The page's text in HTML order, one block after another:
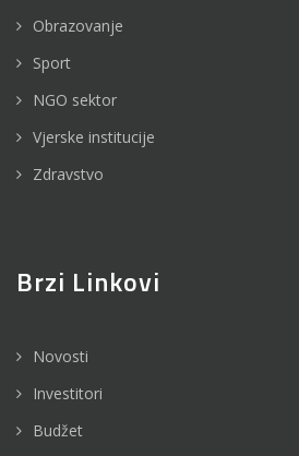
Obrazovanje
Sport
NGO sektor
Vjerske institucije
Zdravstvo
Brzi Linkovi
Novosti
Investitori
Budžet